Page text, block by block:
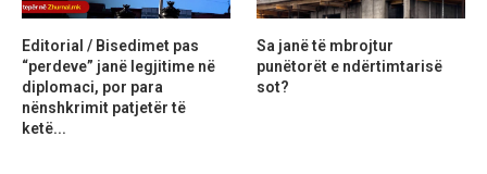
Editorial / Bisedimet pas
“perdeve” janë legjitime në
diplomaci, por para
nënshkrimit patjetër të
ketë...
Sa janë të mbrojtur
punëtorët e ndërtimtarisë
sot?